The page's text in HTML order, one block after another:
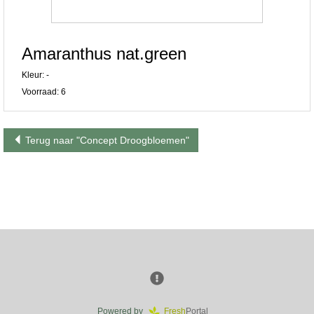
Amaranthus nat.green
Kleur: -
Voorraad: 6
Terug naar "Concept Droogbloemen"
Powered by Fresh Portal